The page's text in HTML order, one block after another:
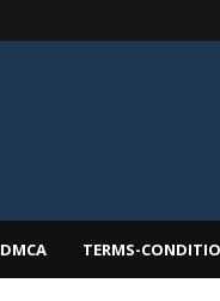
DMCA TERMS-